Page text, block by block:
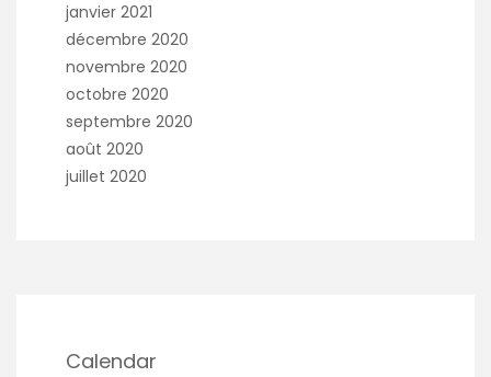
janvier 2021
décembre 2020
novembre 2020
octobre 2020
septembre 2020
août 2020
juillet 2020
Calendar